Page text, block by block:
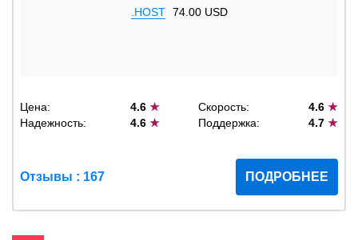
.HOST 74.00 USD
Цена: 4.6★ Скорость: 4.6 ★
Надежность:
4.6★ Поддержка: 4.7 ★
Отзывы : 167 ПОДРОБНЕЕ